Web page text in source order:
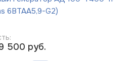
6BTAA5,9-G2)
500 руб.